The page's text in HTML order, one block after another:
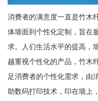
消费者的满意度一直是竹木
体墙面到个性化定制，旨在
求。人们生活水平的提高，
越重视个性化的产品，竹木
足消费者的个性化需求，由
助数码打印技术，印在墙上